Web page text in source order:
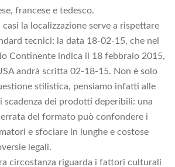
francese e tedesco.
casi la localizzazione serve a rispettare
tecnici: la data 18-02-15, che nel
Continente indica il 18 febbraio 2015,
andrà scritta 02-18-15. Non è solo
stilistica, pensiamo infatti alle
scadenza dei prodotti deperibili: una
del formato può confondere i
e sfociare in lunghe e costose
legali.
circostanza riguarda i fattori culturali